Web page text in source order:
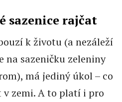
sazenice rajčat
k životu (a nezáleží
na sazeničku zeleniny
má jediný úkol – co
zemi. A to platí i pro